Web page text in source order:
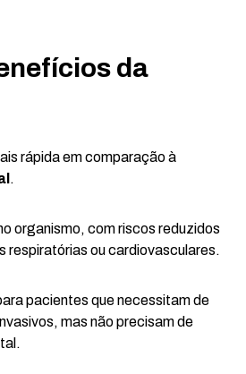
da
rápida em comparação à
.
organismo, com riscos reduzidos
respiratórias ou cardiovasculares.
pacientes que necessitam de
mas não precisam de